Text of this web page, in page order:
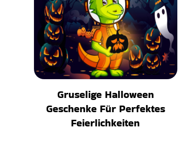
Gruselige Halloween
Geschenke Für Perfektes
Feierlichkeiten